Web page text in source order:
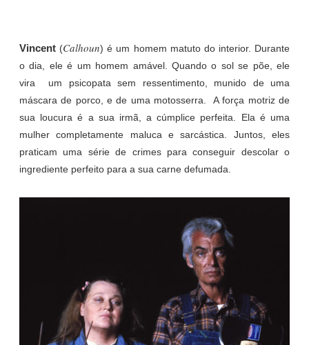
Vincent (Calhoun) é um homem matuto do interior. Durante
o dia, ele é um homem amável. Quando o sol se põe, ele
vira um psicopata sem ressentimento, munido de uma
máscara de porco, e de uma motosserra. A força motriz de
sua loucura é a sua irmã, a cúmplice perfeita. Ela é uma
mulher completamente maluca e sarcástica. Juntos, eles
praticam uma série de crimes para conseguir descolar o
ingrediente perfeito para a sua carne defumada.